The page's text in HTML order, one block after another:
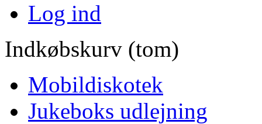
Log ind
Indkøbskurv (tom)
Mobildiskotek
Jukeboks udlejning